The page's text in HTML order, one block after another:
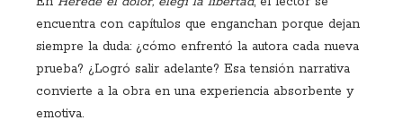
encuentra con capítulos que enganchan porque dejan
siempre la duda: ¿cómo enfrentó la autora cada nueva
prueba? ¿Logró salir adelante? Esa tensión narrativa
convierte a la obra en una experiencia absorbente y
emotiva.